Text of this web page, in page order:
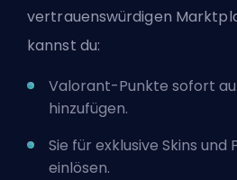
vertrauenswürdigen
kannst du:
Valorant-Punkte sofort
hinzufügen.
Sie für exklusive Skins
einlösen.